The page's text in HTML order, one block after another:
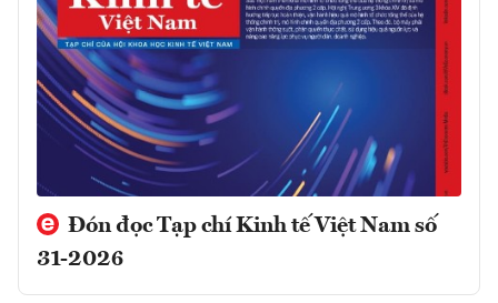
Đón đọc Tạp chí Kinh tế Việt Nam số
31-2026